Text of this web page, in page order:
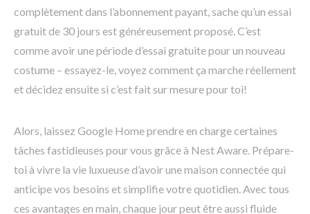
complètement dans l’abonnement payant, sache qu’un essai
gratuit de 30 jours est généreusement proposé. C’est
comme avoir une période d’essai gratuite pour un nouveau
costume – essayez-le, voyez comment ça marche réellement
et décidez ensuite si c’est fait sur mesure pour toi!
Alors, laissez Google Home prendre en charge certaines
tâches fastidieuses pour vous grâce à Nest Aware. Prépare-
toi à vivre la vie luxueuse d’avoir une maison connectée qui
anticipe vos besoins et simplifie votre quotidien. Avec tous
ces avantages en main, chaque jour peut être aussi fluide